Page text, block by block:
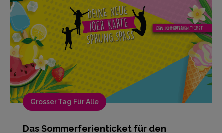
Grosser Tag Für Alle
Das Sommerferienticket für den